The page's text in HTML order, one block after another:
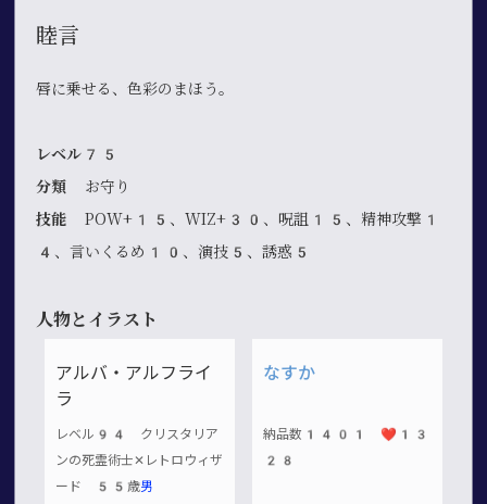
睦言
唇に乗せる、色彩のまほう。
レベル75
分類 お守り
技能 POW+15、WIZ+30、呪詛15、精神攻撃1
4、言いくるめ10、演技5、誘惑5
人物とイラスト
アルバ・アルフライ
ラ
レベル94 クリスタリア
ンの死霊術士✕レトロウィザ
ード 55歳男
なすか
納品数1401 ❤️13
28